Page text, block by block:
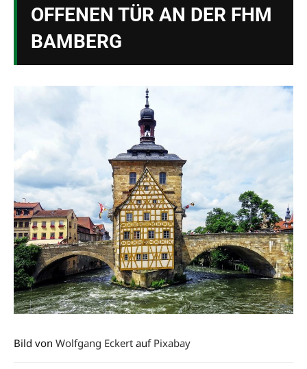
OFFENEN TÜR AN DER FHM
BAMBERG
Bild von Wolfgang Eckert auf Pixabay